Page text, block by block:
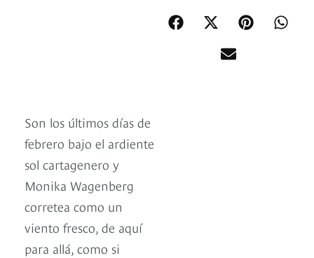
Son los últimos días de
febrero bajo el ardiente
sol cartagenero y
Monika Wagenberg
corretea como un
viento fresco, de aquí
para allá, como si